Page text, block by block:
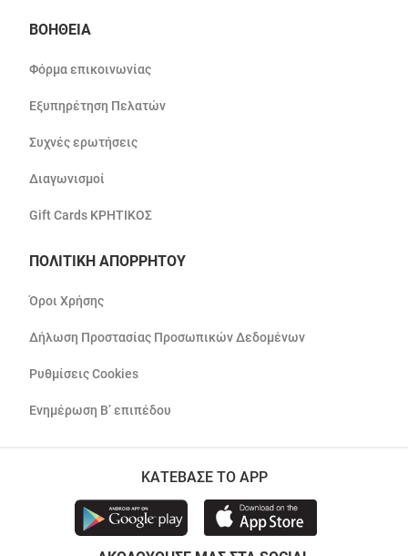
ΒΟΗΘΕΙΑ
Φόρμα επικοινωνίας
Εξυπηρέτηση Πελατών
Συχνές ερωτήσεις
Διαγωνισμοί
Gift Cards ΚΡΗΤΙΚΟΣ
ΠΟΛΙΤΙΚΗ ΑΠΟΡΡΗΤΟΥ
Όροι Χρήσης
Δήλωση Προστασίας Προσωπικών Δεδομένων
Ρυθμίσεις Cookies
Ενημέρωση Β’ επιπέδου
ΚΑΤΕΒΑΣΕ ΤΟ APP